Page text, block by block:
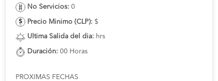
No Servicios: 0
Precio Minimo (CLP): $
Ultima Salida del dia: hrs
Duración: 00 Horas
PROXIMAS FECHAS